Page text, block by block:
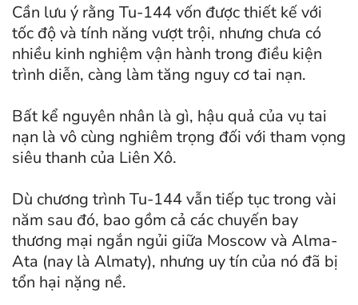
Cần lưu ý rằng Tu-144 vốn được thiết kế với
tốc độ và tính năng vượt trội, nhưng chưa có
nhiều kinh nghiệm vận hành trong điều kiện
trình diễn, càng làm tăng nguy cơ tai nạn.
Bất kể nguyên nhân là gì, hậu quả của vụ tai
nạn là vô cùng nghiêm trọng đối với tham vọng
siêu thanh của Liên Xô.
Dù chương trình Tu-144 vẫn tiếp tục trong vài
năm sau đó, bao gồm cả các chuyến bay
thương mại ngắn ngủi giữa Moscow và Alma-
Ata (nay là Almaty), nhưng uy tín của nó đã bị
tổn hại nặng nề.